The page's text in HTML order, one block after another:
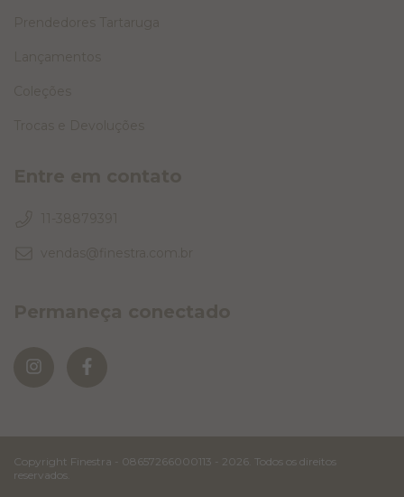
Copyright Finestra - 08657266000113 - 2026. Todos os direitos
reservados.